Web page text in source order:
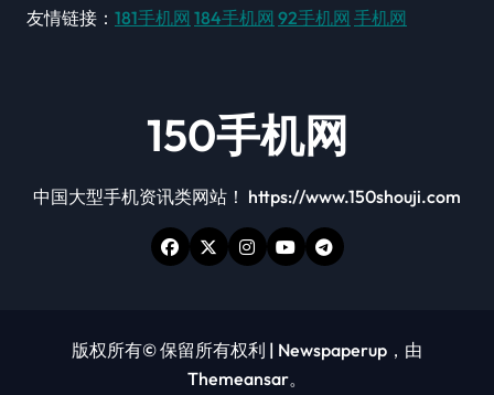
友情链接： 181手机网 184手机网 92手机网 手机网
150手机网
中国大型手机资讯类网站！ https://www.150shouji.com
版权所有© 保留所有权利 | Newspaperup ，由
Themeansar。